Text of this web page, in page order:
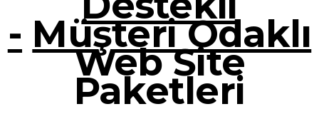
- Müşteri Odaklı
Web Site
Paketleri